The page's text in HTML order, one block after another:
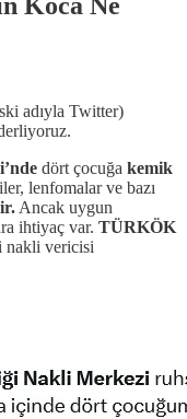
Koca Ne
adıyla Twitter)
dört çocuğa kemik
lenfomalar ve bazı
Ancak uygun
ihtiyaç var. TÜRKÖK
nakli vericisi